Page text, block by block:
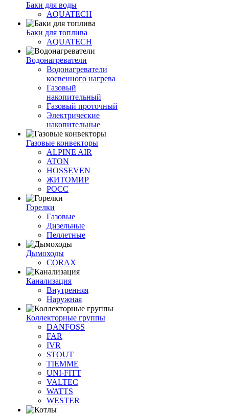
Баки для воды
AQUATECH
Баки для топлива
AQUATECH
Водонагреватели
Водонагреватели
косвенного нагрева
Газовый
накопительный
Газовый проточный
Электрические
накопительные
Газовые конвекторы
ALPINE AIR
ATON
HOSSEVEN
ЖИТОМИР
РОСС
Горелки
Газовые
Дизельные
Пеллетные
Дымоходы
CORAX
Канализация
Внутренняя
Наружная
Коллекторные группы
DANFOSS
FAR
IVR
STOUT
TIEMME
UNI-FITT
VALTEC
WATTS
WESTER